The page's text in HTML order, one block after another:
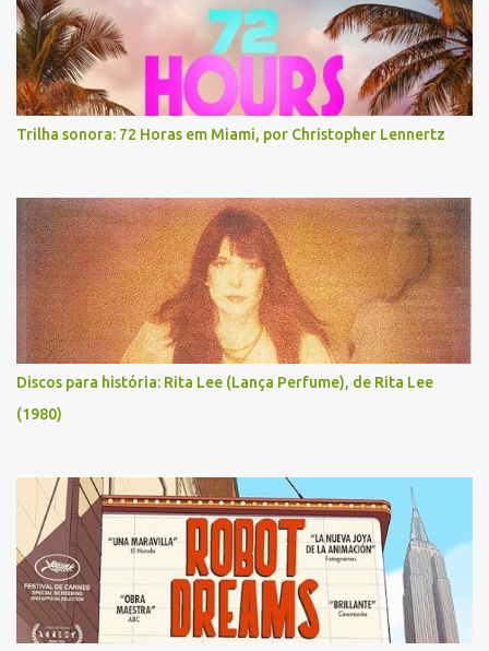
Trilha sonora: 72 Horas em Miami, por Christopher Lennertz
Discos para história: Rita Lee (Lança Perfume), de Rita Lee
(1980)